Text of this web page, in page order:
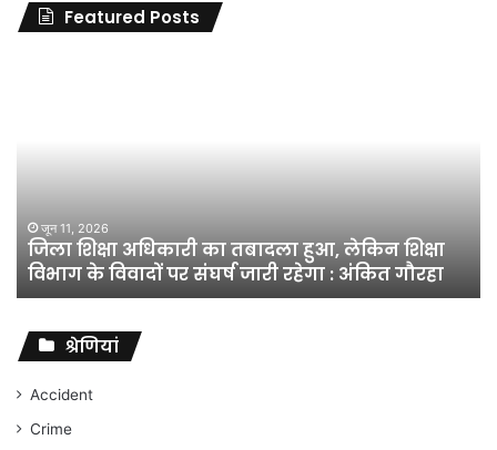
Featured Posts
शिक्षा
विभाग
विवादों
संघर्ष
जारी
रहेगा
अंकित
जून 11, 2026
जिला शिक्षा अधिकारी का तबादला हुआ, लेकिन शिक्षा
विभाग के विवादों पर संघर्ष जारी रहेगा : अंकित गौरहा
श्रेणियां
Accident
Crime